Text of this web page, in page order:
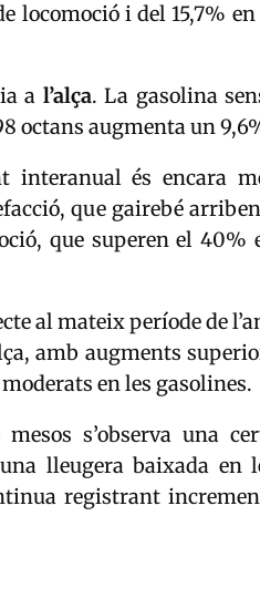
locomoció i del 15,7% en
a l’alça. La gasolina
octans augmenta un
interanual és encara
que gairebé
que superen el 40%
al mateix període de
amb augments
en les gasolines.
s’observa una
lleugera baixada en
registrant